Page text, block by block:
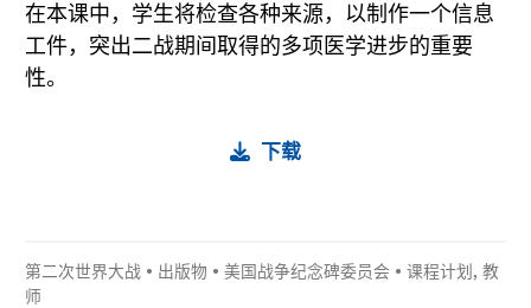
在本课中，学生将检查各种来源，以制作一个信息
工件，突出二战期间取得的多项医学进步的重要
性。
下载
第二次世界大战 • 出版物 • 美国战争纪念碑委员会 • 课程计划 , 教
师